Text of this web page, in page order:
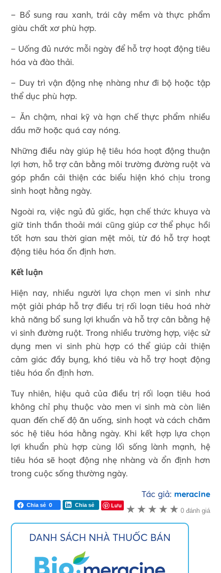
– Bổ sung rau xanh, trái cây mềm và thực phẩm
giàu chất xơ phù hợp.
– Uống đủ nước mỗi ngày để hỗ trợ hoạt động tiêu
hóa và đào thải.
– Duy trì vận động nhẹ nhàng như đi bộ hoặc tập
thể dục phù hợp.
– Ăn chậm, nhai kỹ và hạn chế thực phẩm nhiều
dầu mỡ hoặc quá cay nóng.
Những điều này giúp hệ tiêu hóa hoạt động thuận
lợi hơn, hỗ trợ cân bằng môi trường đường ruột và
góp phần cải thiện các biểu hiện khó chịu trong
sinh hoạt hằng ngày.
Ngoài ra, việc ngủ đủ giấc, hạn chế thức khuya và
giữ tinh thần thoải mái cũng giúp cơ thể phục hồi
tốt hơn sau thời gian mệt mỏi, từ đó hỗ trợ hoạt
động tiêu hóa ổn định hơn.
Kết luận
Hiện nay, nhiều người lựa chọn men vi sinh như
một giải pháp hỗ trợ điều trị rối loạn tiêu hoá nhờ
khả năng bổ sung lợi khuẩn và hỗ trợ cân bằng hệ
vi sinh đường ruột. Trong nhiều trường hợp, việc sử
dụng men vi sinh phù hợp có thể giúp cải thiện
cảm giác đầy bụng, khó tiêu và hỗ trợ hoạt động
tiêu hóa ổn định hơn.
Tuy nhiên, hiệu quả của điều trị rối loạn tiêu hoá
không chỉ phụ thuộc vào men vi sinh mà còn liên
quan đến chế độ ăn uống, sinh hoạt và cách chăm
sóc hệ tiêu hóa hằng ngày. Khi kết hợp lựa chọn
lợi khuẩn phù hợp cùng lối sống lành mạnh, hệ
tiêu hóa sẽ hoạt động nhẹ nhàng và ổn định hơn
trong cuộc sống thường ngày.
Tác giả: meracine
★ ★ ★ ★ ★ 0 đánh giá
Chia sẻ 0 Chia sẻ Lưu